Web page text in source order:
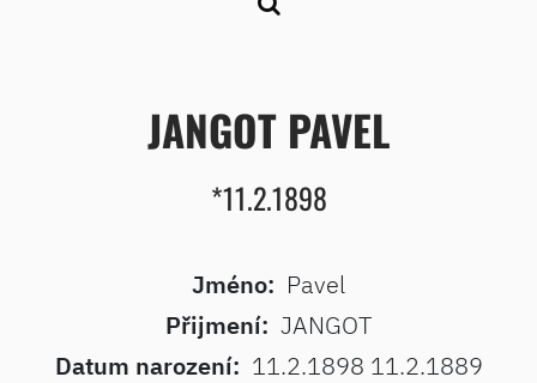
JANGOT PAVEL
*11.2.1898
Jméno: Pavel
Přijmení: JANGOT
Datum narození: 11.2.1898 11.2.1889